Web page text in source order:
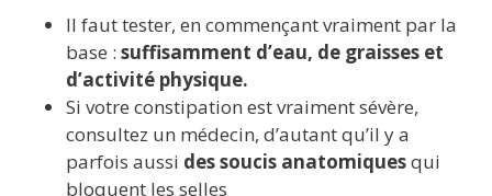
Il faut tester, en commençant vraiment par la
base : suffisamment d’eau, de graisses et
d’activité physique.
Si votre constipation est vraiment sévère,
consultez un médecin, d’autant qu’il y a
parfois aussi des soucis anatomiquesqui
bloquent les selles